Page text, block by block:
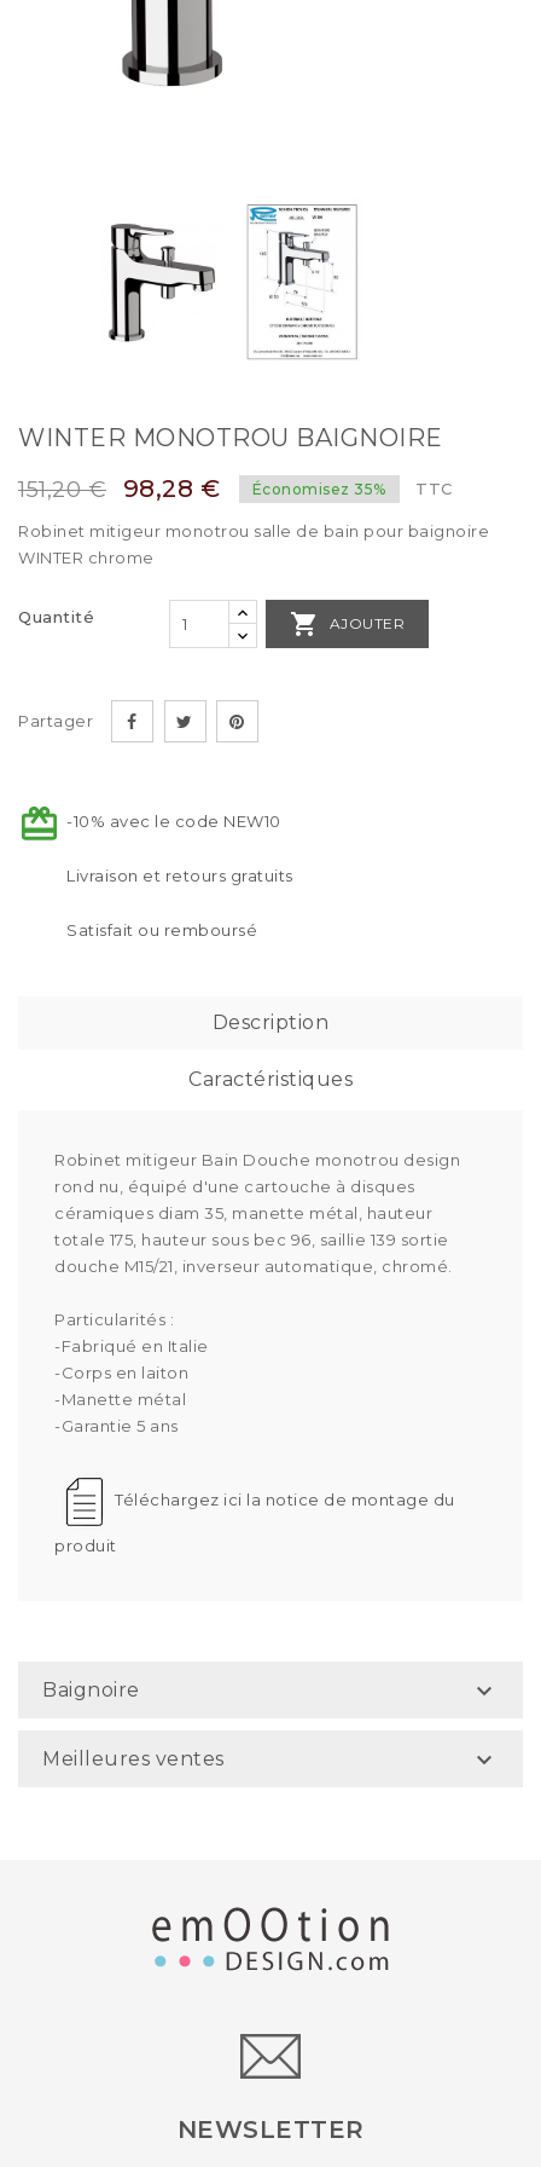
WINTER MONOTROU BAIGNOIRE
151,20 € 98,28 € Économisez 35% TTC
Robinet mitigeur monotrou salle de bain pour baignoire
WINTER chrome
Quantité  AJOUTER
Partager
-10% avec le code NEW10
Livraison et retours gratuits
Satisfait ou remboursé
Description
Caractéristiques
Robinet mitigeur Bain Douche monotrou design
rond nu, équipé d'une cartouche à disques
céramiques diam 35, manette métal, hauteur
totale 175, hauteur sous bec 96, saillie 139 sortie
douche M15/21, inverseur automatique, chromé.
Particularités :
-Fabriqué en Italie
-Corps en laiton
-Manette métal
-Garantie 5 ans
Téléchargez ici la notice de montage du
produit
Baignoire 
Meilleures ventes 
NEWSLETTER